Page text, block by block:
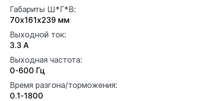
Габариты Ш*Г*В:
70x161x239 мм
Выходной ток:
3.3 А
Выходная частота:
0-600 Гц
Время разгона/торможения:
0.1-1800